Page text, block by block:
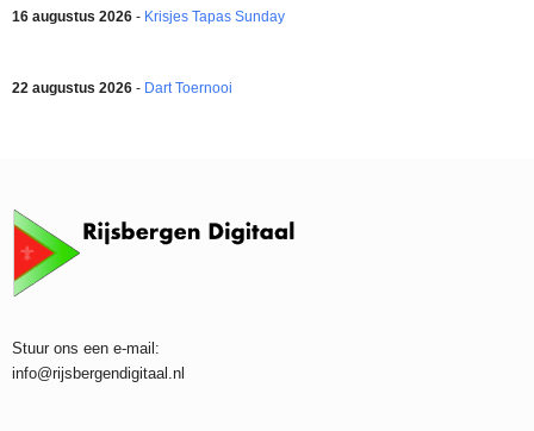
16 augustus 2026 - Krisjes Tapas Sunday
22 augustus 2026 - Dart Toernooi
Stuur ons een e-mail:
info@rijsbergendigitaal.nl